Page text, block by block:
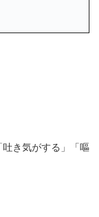
き気がする」「嘔